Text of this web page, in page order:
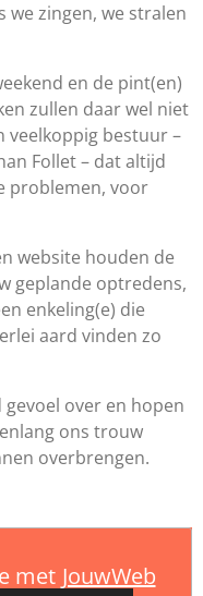
we zingen, we stralen
en de pint(en)
zullen daar wel niet
veelkoppig bestuur –
Follet – dat altijd
problemen, voor
website houden de
geplande optredens,
enkeling(e) die
aard vinden zo
over en hopen
ons trouw
overbrengen.
met JouwWeb